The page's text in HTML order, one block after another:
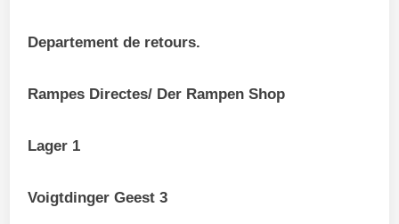
Departement de retours.
Rampes Directes/ Der Rampen Shop
Lager 1
Voigtdinger Geest 3